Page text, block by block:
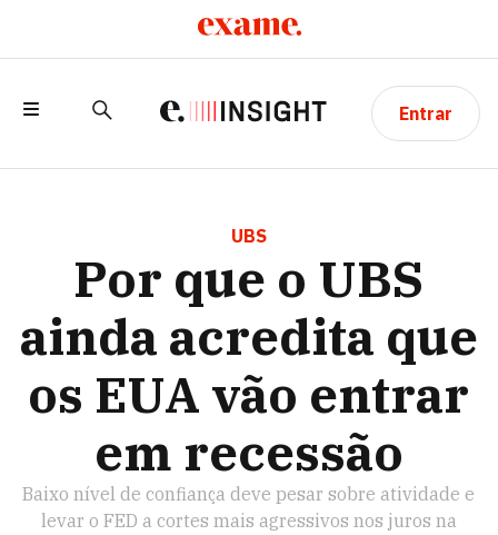
Entrar
OS EUA VÃO ENTRAR EM RECESSÃO
UBS
Por que o UBS
ainda acredita que
os EUA vão entrar
em recessão
Baixo nível de confiança deve pesar sobre atividade e
levar o FED a cortes mais agressivos nos juros na